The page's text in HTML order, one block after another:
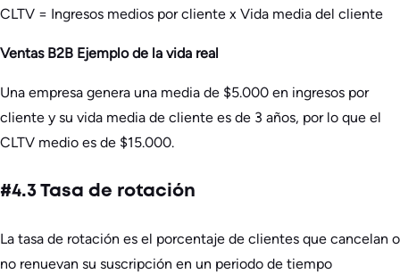
CLTV = Ingresos medios por cliente x Vida media del cliente
Ventas B2B Ejemplo de la vida real
Una empresa genera una media de $5.000 en ingresos por
cliente y su vida media de cliente es de 3 años, por lo que el
CLTV medio es de $15.000.
#4.3 Tasa de rotación
La tasa de rotación es el porcentaje de clientes que cancelan o
no renuevan su suscripción en un periodo de tiempo